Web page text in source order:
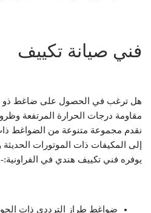
فني صيانة تكييف
هل ترغب في الحصول على ضاغط ذو
مقاومة درجات الحرارة المرتفعة
نقدم مجموعة متنوعة من الضواغط ذات
إلى المكيفات ذات الموتورات الحديثة
يوفره فني تكييف هندي في الفراونية:-
ضواغط طراز الترددي ذات